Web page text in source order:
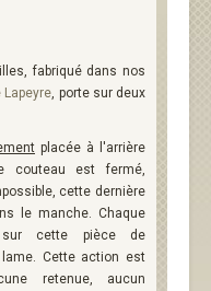
fabriqué dans nos
Lapeyre, porte sur deux
placée à l'arrière
couteau est fermé,
cette dernière
le manche. Chaque
sur cette pièce de
Cette action est
retenue, aucun